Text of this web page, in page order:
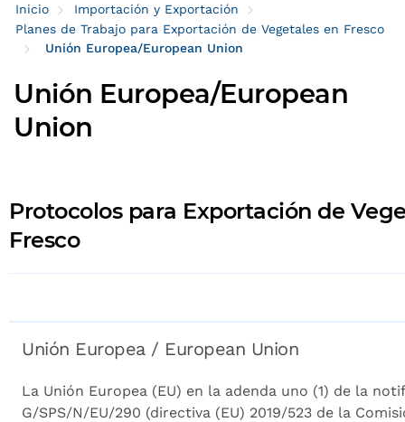
Inicio
Importación y Exportación
Planes de Trabajo para Exportación de Vegetales en Fresco
Unión Europea/European Union
Unión Europea/European
Union
Protocolos para Exportación de
Fresco
Unión Europea / European Union
La Unión Europea (EU) en la adenda uno (1) de la
G/SPS/N/EU/290 (directiva (EU) 2019/523 de la